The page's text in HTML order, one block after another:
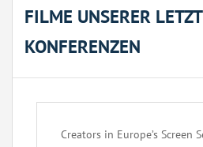
FILME UNSERER
KONFERENZEN
Creators in Europe’s Screen